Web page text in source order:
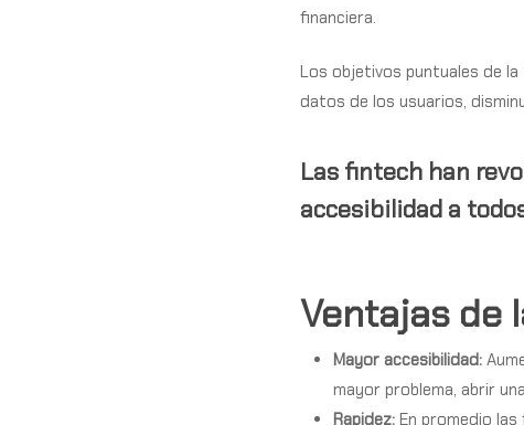
financiera.
Los objetivos puntuales de
datos de los usuarios,
Las fintech han
accesibilidad a
Ventajas de
Mayor accesibilidad: A
mayor problema, abrir
Rapidez: En promedio las